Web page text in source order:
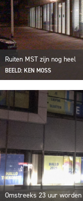
Ruiten MST zijn nog heel
BEELD: KEN MOSS
Omstreeks 23 uur